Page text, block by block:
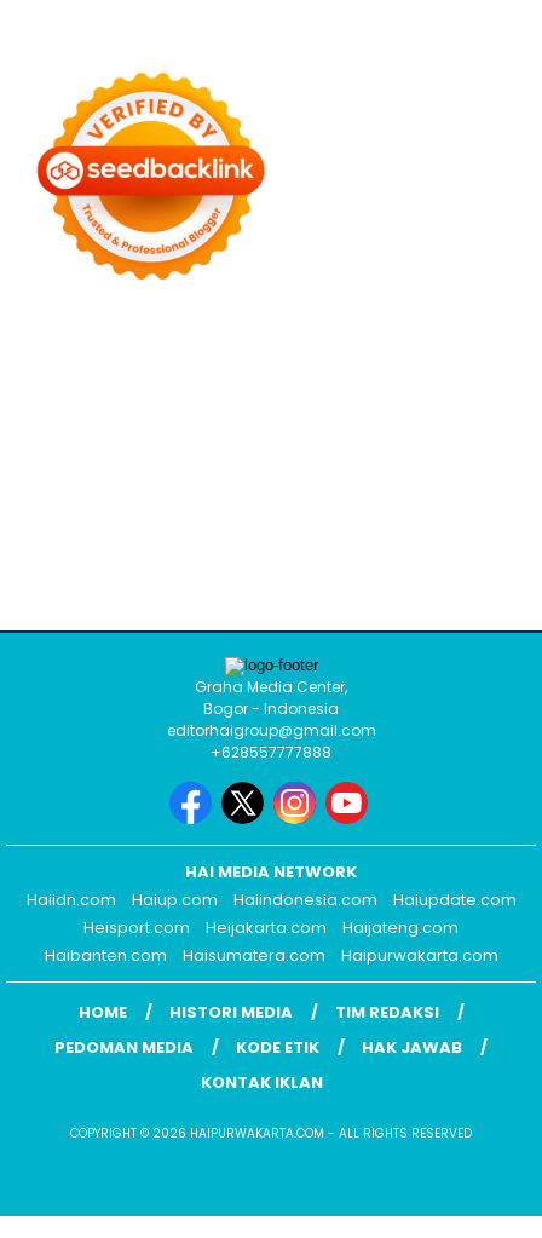
Graha Media Center,
Bogor - Indonesia
editorhaigroup@gmail.com
+628557777888
HAI MEDIA NETWORK
Haiidn.com
Haiup.com Haiindonesia.com
Haiupdate.com
Heisport.com
Heijakarta.com
Haijateng.com
Haibanten.com
Haisumatera.com Haipurwakarta.com
HOME HISTORI MEDIA
TIM REDAKSI
PEDOMAN MEDIA
KODE ETIK
HAK JAWAB
KONTAK IKLAN
COPYRIGHT © 2026 HAIPURWAKARTA.COM - ALL RIGHTS RESERVED